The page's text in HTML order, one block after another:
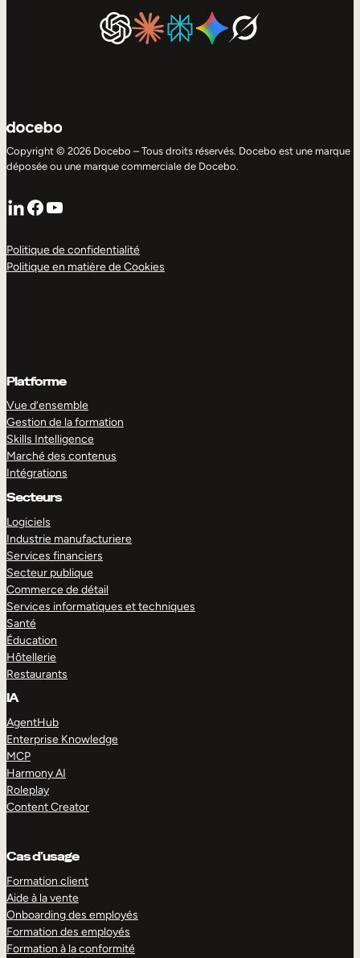
Copyright © 2026 Docebo – Tous droits réservés. Docebo est une marque
déposée ou une marque commerciale de Docebo.
LinkedIn
Facebook
YouTube
Politique de confidentialité
Politique en matière de Cookies
Platforme
Vue d’ensemble
Gestion de la formation
Skills Intelligence
Marché des contenus
Intégrations
Secteurs
Logiciels
Industrie manufacturiere
Services financiers
Secteur publique
Commerce de détail
Services informatiques et techniques
Santé
Éducation
Hôtellerie
Restaurants
IA
AgentHub
Enterprise Knowledge
MCP
Harmony AI
Roleplay
Content Creator
Cas d’usage
Formation client
Aide à la vente
Onboarding des employés
Formation des employés
Formation à la conformité